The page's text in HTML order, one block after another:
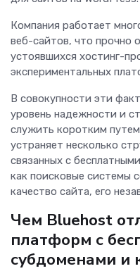
Компания работает
веб-сайтов, что прочно
устоявшихся хостинг-
экспериментальных
В совокупности эти
уровень надежности и
служить коротким
устраняет несколько
связанных с
как поисковые системы
качество сайта, его
Чем Bluehost
платформ с
субдоменами и